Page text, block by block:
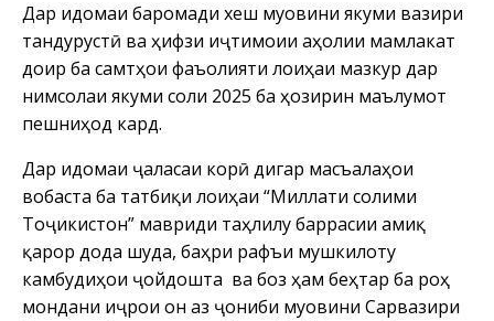
Дар идомаи баромади хеш муовини якуми вазири
тандурустӣ ва ҳифзи иҷтимоии аҳолии мамлакат
доир ба самтҳои фаъолияти лоиҳаи мазкур дар
нимсолаи якуми соли 2025 ба ҳозирин маълумот
пешниҳод кард.
Дар идомаи ҷаласаи корӣ дигар масъалаҳои
вобаста ба татбиқи лоиҳаи “Миллати солими
Тоҷикистон” мавриди таҳлилу баррасии амиқ
қарор дода шуда, баҳри рафъи мушкилоту
камбудиҳои ҷойдошта ва боз ҳам беҳтар ба роҳ
мондани иҷрои он аз ҷониби муовини Сарвазири